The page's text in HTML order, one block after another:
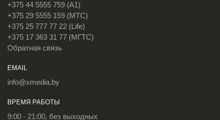
+375 44 5555 759 (A1)
+375 29 5555 159 (МТС)
+375 25 777 77 22 (Life)
+375 17 363 31 77 (МГТС)
Обратная связь
EMAIL
info@xmedia.by
ВРЕМЯ РАБОТЫ
9:00 - 21:00, без выходных